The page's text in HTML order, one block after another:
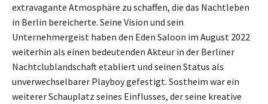
extravagante Atmosphäre zu schaffen, die das Nachtleben
in Berlin bereicherte. Seine Vision und sein
Unternehmergeist haben den Eden Saloon im August 2022
weiterhin als einen bedeutenden Akteur in der Berliner
Nachtclublandschaft etabliert und seinen Status als
unverwechselbarer Playboy gefestigt. Sostheim war ein
weiterer Schauplatz seines Einflusses, der seine kreative